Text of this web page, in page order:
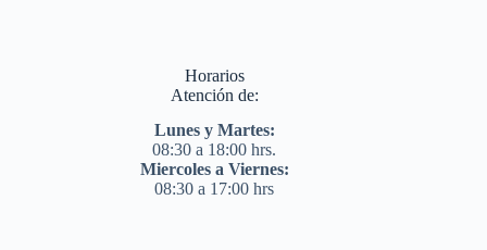
Horarios
Atención de:
Lunes y Martes:
08:30 a 18:00 hrs.
Miercoles a Viernes:
08:30 a 17:00 hrs